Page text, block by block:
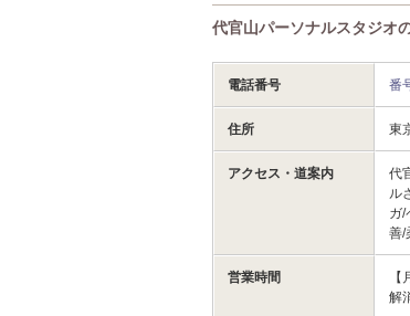
代官山パーソナルスタジオ
電話番号 番
住所 東
アクセス・道案内
代
ル
ガ/
善/
営業時間
解